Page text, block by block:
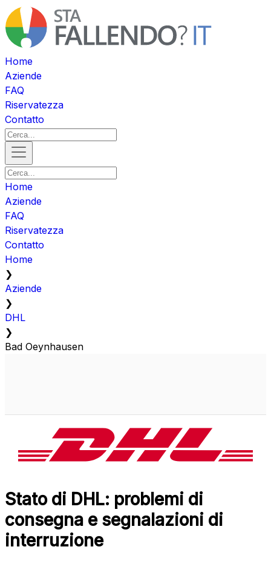
Home
Aziende
FAQ
Riservatezza
Contatto
Home
Aziende
FAQ
Riservatezza
Contatto
Home
❯
Aziende
❯
DHL
❯
Bad Oeynhausen
Stato di DHL: problemi di
consegna e segnalazioni di
interruzione